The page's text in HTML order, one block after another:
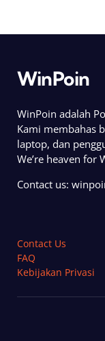
WinPoin
WinPoin adalah
Kami membahas
laptop, dan
We’re heaven for
Contact us:
Contact Us
FAQ
Kebijakan Privasi